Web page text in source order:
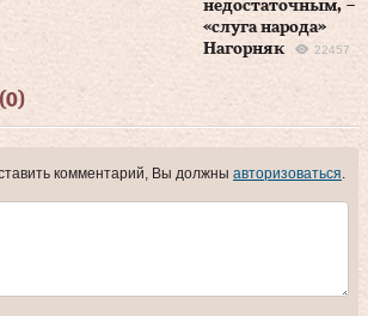
недостаточным, –
«слуга народа»
Нагорняк
22457
(0)
комментарий, Вы должны авторизоваться.